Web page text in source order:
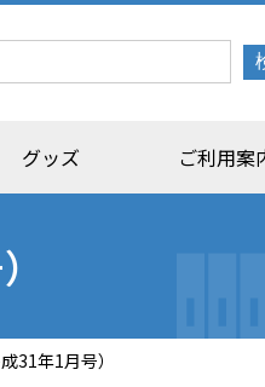
グッズ ご利用案
31年1月号）